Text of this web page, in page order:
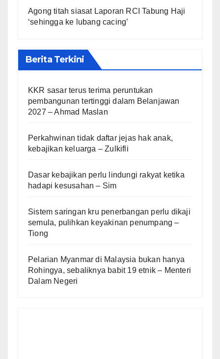
Agong titah siasat Laporan RCI Tabung Haji
‘sehingga ke lubang cacing’
Berita Terkini
KKR sasar terus terima peruntukan
pembangunan tertinggi dalam Belanjawan
2027 – Ahmad Maslan
Perkahwinan tidak daftar jejas hak anak,
kebajikan keluarga – Zulkifli
Dasar kebajikan perlu lindungi rakyat ketika
hadapi kesusahan – Sim
Sistem saringan kru penerbangan perlu dikaji
semula, pulihkan keyakinan penumpang –
Tiong
Pelarian Myanmar di Malaysia bukan hanya
Rohingya, sebaliknya babit 19 etnik – Menteri
Dalam Negeri